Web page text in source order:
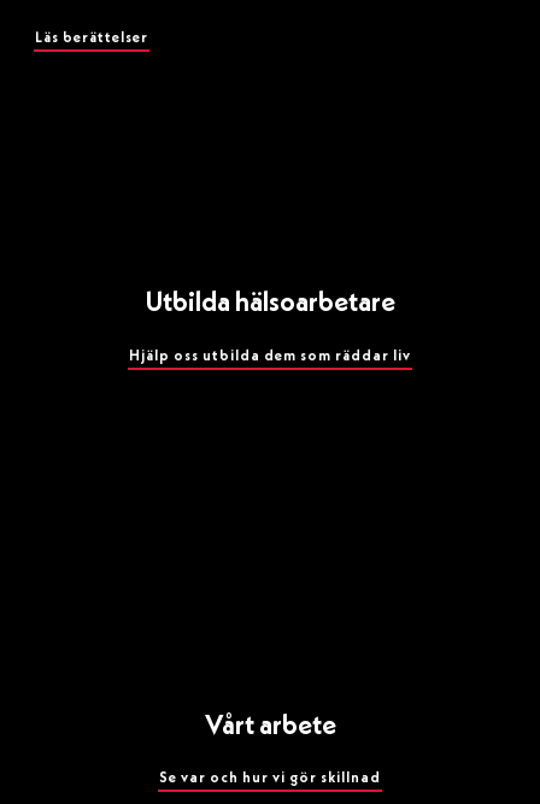
Läs berättelser
Utbilda hälsoarbetare
Hjälp oss utbilda dem som räddar liv
Vårt arbete
Se var och hur vi gör skillnad